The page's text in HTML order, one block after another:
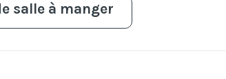
salle à manger